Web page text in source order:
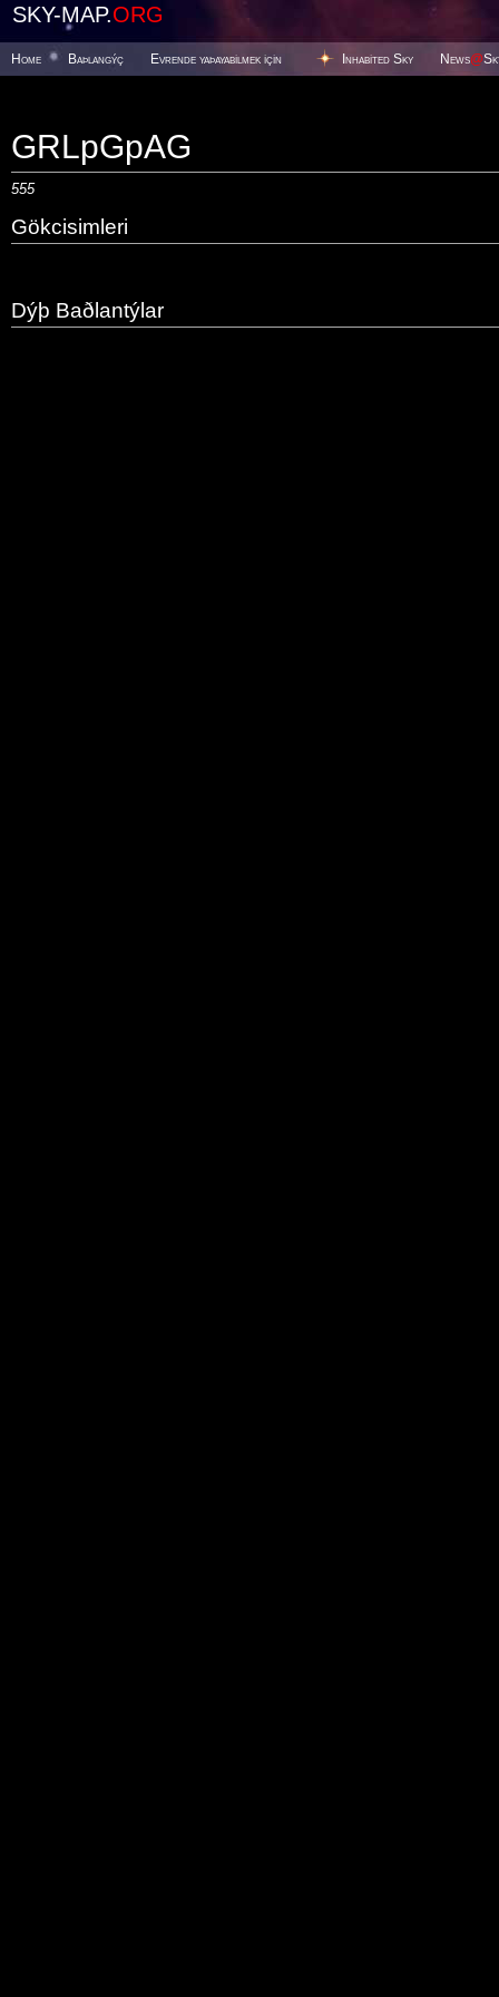
SKY-MAP.ORG
Home Baþlangýç Evrende yaþayabilmek için Inhabited Sky News@
GRLpGpAG
555
Gökcisimleri
Dýþ Baðlantýlar